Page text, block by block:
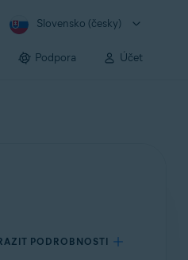
Slovensko (česky)
Podpora Účet
PODROBNOSTI